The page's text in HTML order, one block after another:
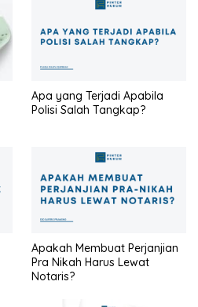
Apa yang Terjadi Apabila
Polisi Salah Tangkap?
Apakah Membuat Perjanjian
Pra Nikah Harus Lewat
Notaris?